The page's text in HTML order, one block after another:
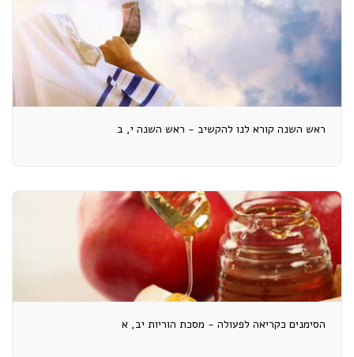
ראש השנה קורא לנו להקשיב - ראש השנה י, ב
הסימנים כקריאה לפעולה - מסכת הוריות יב, א